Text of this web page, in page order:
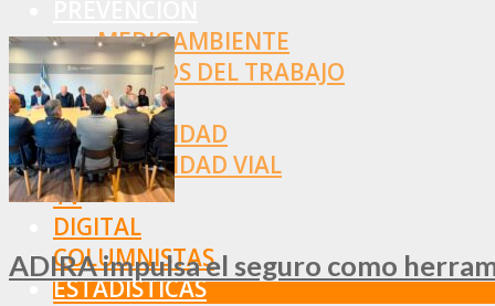
MEDIOAMBIENTE
RIESGOS DEL TRABAJO
SALUD
SEGURIDAD
SEGURIDAD VIAL
TV
DIGITAL
COLUMNISTAS
ESTADÍSTICAS
ADIRA impulsa el seguro como